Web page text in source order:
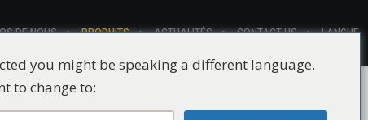
DE NOUS PRODUITS ACTUALITÉS CONTACT US LANGUE
you might be speaking a different language.
to change to: